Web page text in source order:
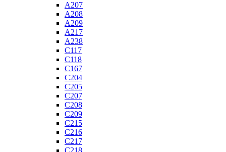
A207
A208
A209
A217
A238
C117
C118
C167
C204
C205
C207
C208
C209
C215
C216
C217